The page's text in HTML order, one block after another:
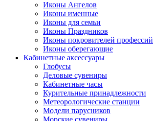
Иконы Ангелов
Иконы именные
Иконы для семьи
Иконы Праздников
Иконы покровителей профессий
Иконы оберегающие
Кабинетные аксессуары
Глобусы
Деловые сувениры
Кабинетные часы
Курительные принадлежности
Метеорологические станции
Модели парусников
Морские сувениры